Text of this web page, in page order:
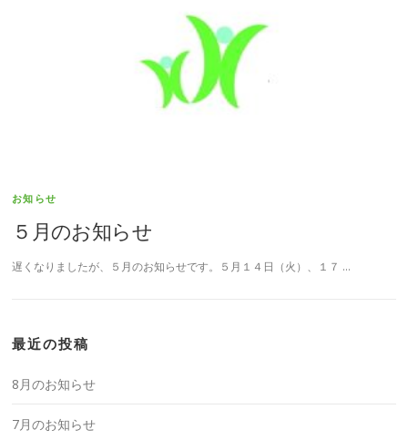
お知らせ
５月のお知らせ
遅くなりましたが、５月のお知らせです。５月１４日（火）、１７ …
最近の投稿
8月のお知らせ
7月のお知らせ